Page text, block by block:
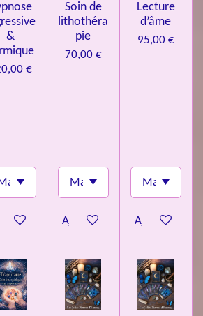
&
€
au panier
Soin de
lithothéra
pie
70,00 €
Ajouter au panier
Lecture
d’âme
95,00 €
Ajouter au